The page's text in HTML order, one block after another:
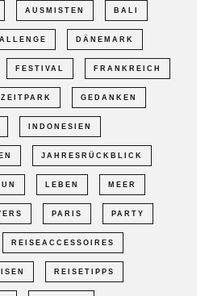
AUSMISTEN BALI
DÄNEMARK
FESTIVAL FRANKREICH
GEDANKEN
INDONESIEN
JAHRESRÜCKBLICK
LEBEN MEER
PARIS PARTY
REISEACCESSOIRES
REISETIPPS